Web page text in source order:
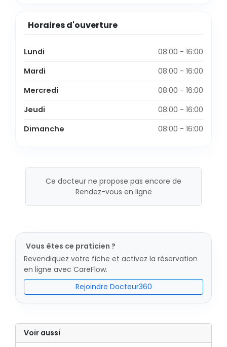
Horaires d'ouverture
Lundi
08:00 - 16:00
Mardi
08:00 - 16:00
Mercredi
08:00 - 16:00
Jeudi
08:00 - 16:00
Dimanche
08:00 - 16:00
Ce docteur ne propose pas encore de
Rendez-vous en ligne
Vous êtes ce praticien ?
Revendiquez votre fiche et activez la réservation
en ligne avec CareFlow.
Rejoindre Docteur360
Voir aussi